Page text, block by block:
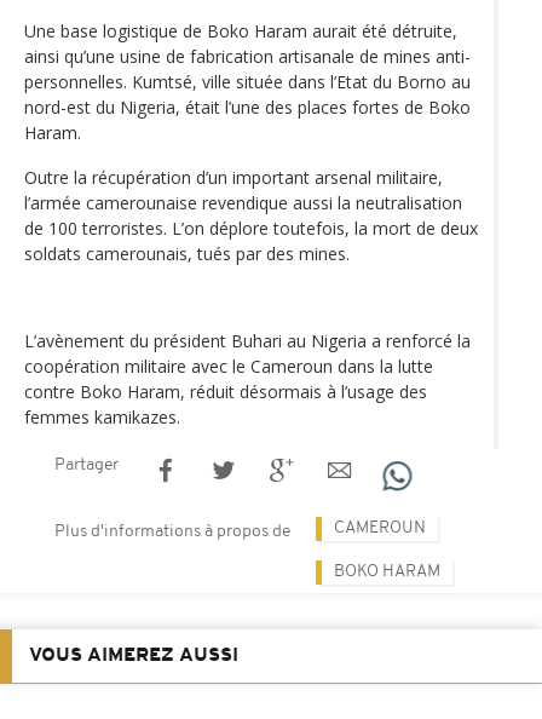
Une base logistique de Boko Haram aurait été détruite,
ainsi qu’une usine de fabrication artisanale de mines anti-
personnelles. Kumtsé, ville située dans l’Etat du Borno au
nord-est du Nigeria, était l’une des places fortes de Boko
Haram.
Outre la récupération d’un important arsenal militaire,
l’armée camerounaise revendique aussi la neutralisation
de 100 terroristes. L’on déplore toutefois, la mort de deux
soldats camerounais, tués par des mines.
L’avènement du président Buhari au Nigeria a renforcé la
coopération militaire avec le Cameroun dans la lutte
contre Boko Haram, réduit désormais à l’usage des
femmes kamikazes.
Partager
Plus d'informations à propos de CAMEROUN
BOKO HARAM
VOUS AIMEREZ AUSSI